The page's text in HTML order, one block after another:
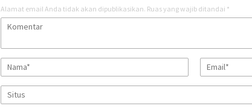
Alamat email Anda tidak akan dipublikasikan. Ruas yang wajib ditandai *